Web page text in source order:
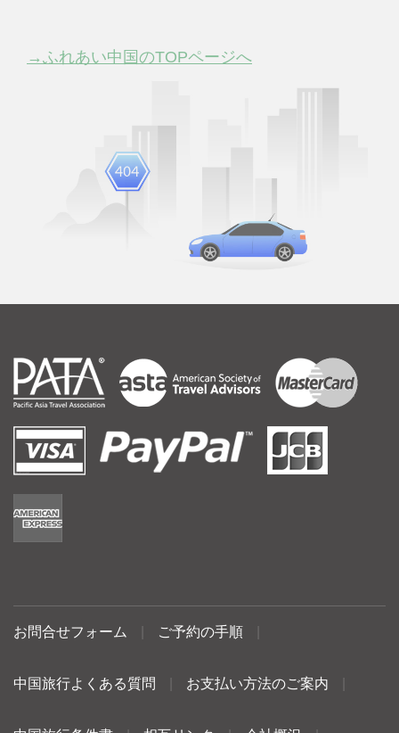
→ふれあい中国のTOPページへ
お問合せフォーム ご予約の手順
中国旅行よくある質問 お支払い方法のご案内